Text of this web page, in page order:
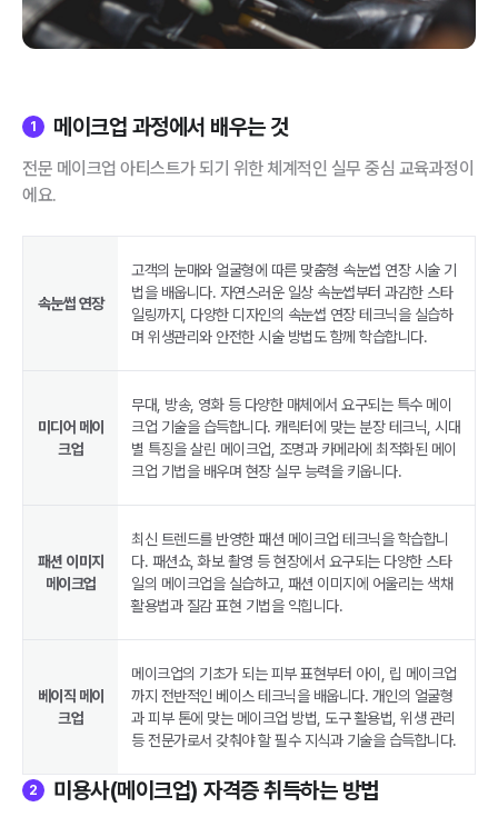
1 메이크업 과정에서 배우는 것
전문 메이크업 아티스트가 되기 위한 체계적인 실무 중심 교육과정이
에요.
속눈썹 연장
고객의 눈매와 얼굴형에 따른 맞춤형 속눈썹 연장 시술 기
법을 배웁니다. 자연스러운 일상 속눈썹부터 과감한 스타
일링까지, 다양한 디자인의 속눈썹 연장 테크닉을 실습하
며 위생관리와 안전한 시술 방법도 함께 학습합니다.
미디어 메이
크업
무대, 방송, 영화 등 다양한 매체에서 요구되는 특수 메이
크업 기술을 습득합니다. 캐릭터에 맞는 분장 테크닉, 시대
별 특징을 살린 메이크업, 조명과 카메라에 최적화된 메이
크업 기법을 배우며 현장 실무 능력을 키웁니다.
패션 이미지
메이크업
최신 트렌드를 반영한 패션 메이크업 테크닉을 학습합니
다. 패션쇼, 화보 촬영 등 현장에서 요구되는 다양한 스타
일의 메이크업을 실습하고, 패션 이미지에 어울리는 색채
활용법과 질감 표현 기법을 익힙니다.
베이직 메이
크업
메이크업의 기초가 되는 피부 표현부터 아이, 립 메이크업
까지 전반적인 베이스 테크닉을 배웁니다. 개인의 얼굴형
과 피부 톤에 맞는 메이크업 방법, 도구 활용법, 위생 관리
등 전문가로서 갖춰야 할 필수 지식과 기술을 습득합니다.
2 미용사(메이크업) 자격증 취득하는 방법